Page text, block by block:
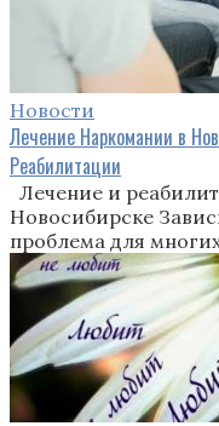
Новости
Лечение Наркомании в
Реабилитации
Лечение и
Новосибирске
проблема для